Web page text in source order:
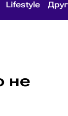
Lifestyle
не